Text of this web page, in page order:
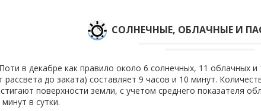
CОЛНЕЧНЫЕ, ОБЛАЧНЫЕ И
в декабре как правило около 6 солнечных, 11 облачных
рассвета до заката) составляет 9 часов и 10 минут.
поверхности земли, с учетом среднего показателя
минут в сутки.